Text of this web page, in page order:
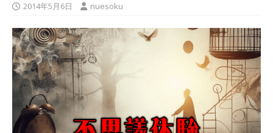
2014年5月6日 nuesoku